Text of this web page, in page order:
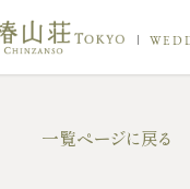
一覧ページに戻る